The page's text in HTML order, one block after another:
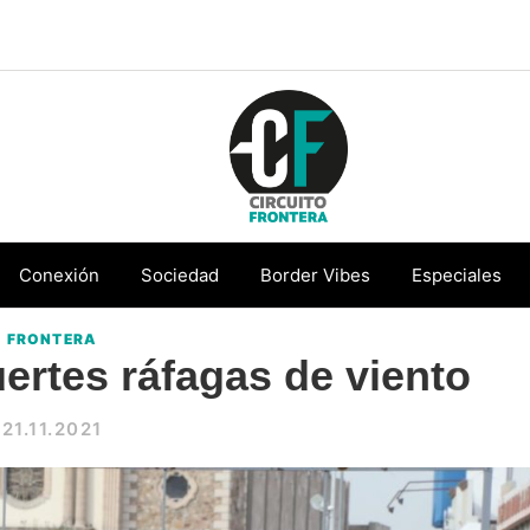
Conéctate
con
la
Conexión Sociedad Border Vibes Especiales
FRONTERA
ráfagas de viento
21.11.2021